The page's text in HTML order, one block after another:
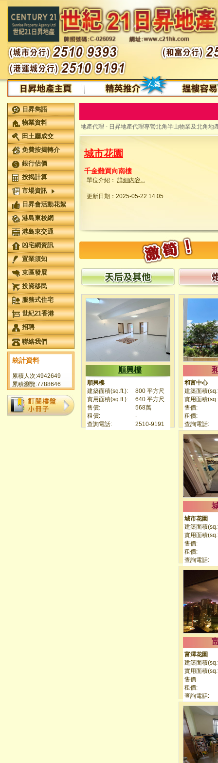
日昇雋語
物業資料
田土廳成交
免費按揭轉介
銀行估價
按揭計算
市場資訊
日昇會活動花絮
港島東校網
港島東交通
凶宅網資訊
置業須知
東區發展
投資移民
服務式住宅
世紀21香港
招聘
聯絡我們
統計資料
累積人次:4942649
累積瀏覽:7788646
地產代理 - 日昇地產代理專營北角半山物業及北角地
城市花園
千金難買向南樓
單位介紹： 詳細內容...
更新日期：2025-05-22 14:05
順興樓
順興樓
建築面積(sq.ft.):
800 平方尺
實用面積(sq.ft.):
640 平方尺
售價:
568萬
租價:
-
查詢電話:
2510-9191
和富中心
建築面積
實用面積
售價:
租價:
查詢電話:
城市花園
建築面積
實用面積
售價:
租價:
查詢電話:
富澤花園
建築面積
實用面積
售價:
租價:
查詢電話: